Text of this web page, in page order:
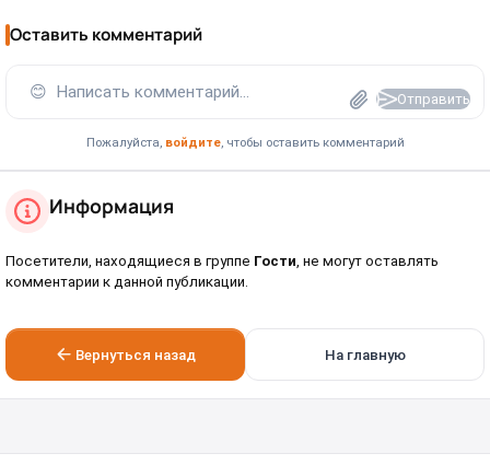
Оставить комментарий
😊 Написать комментарий... Отправить
Пожалуйста, войдите, чтобы оставить комментарий
Информация
Посетители, находящиеся в группе Гости, не могут оставлять
комментарии к данной публикации.
Вернуться назад На главную